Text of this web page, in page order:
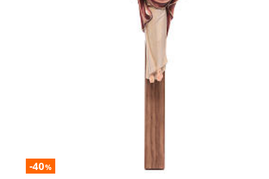
-40%